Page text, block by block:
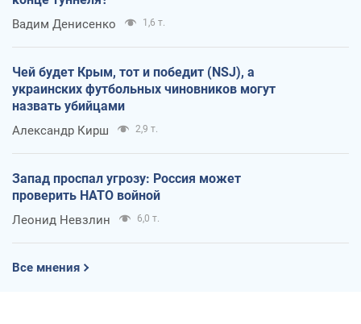
Вадим Денисенко 1,6 т.
Чей будет Крым, тот и победит (NSJ), а
украинских футбольных чиновников могут
назвать убийцами
Александр Кирш 2,9 т.
Запад проспал угрозу: Россия может
проверить НАТО войной
Леонид Невзлин 6,0 т.
Все мнения